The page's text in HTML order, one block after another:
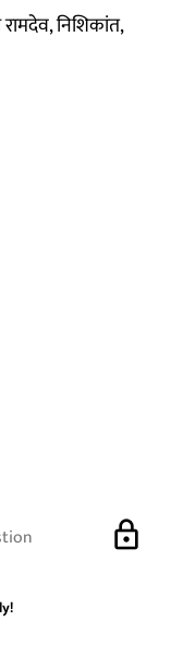
निशिकांत,
lock